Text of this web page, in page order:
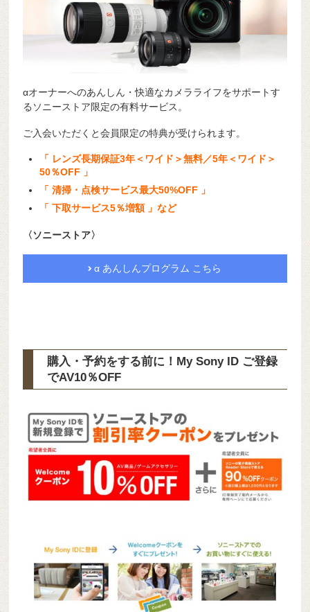
αオーナーへのあんしん・快適なカメラライフをサポートす
るソニーストア限定の有料サービス。
ご入会いただくと会員限定の特典が受けられます。
「 レンズ長期保証3年＜ワイド＞無料／5年＜ワイド＞
50％OFF 」
「 清掃・点検サービス最大50%OFF 」
「 下取サービス5％増額 」など
〈ソニーストア〉
α あんしんプログラム こちら
購入・予約をする前に！My Sony ID ご登録
でAV10％OFF